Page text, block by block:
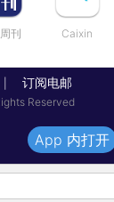
刊 Caixin
订阅电邮
Reserved
App 内打开